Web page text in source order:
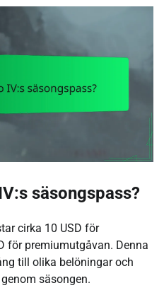
säsongspass?
cirka 10 USD för
för premiumutgåvan. Denna
till olika belöningar och
säsongen.